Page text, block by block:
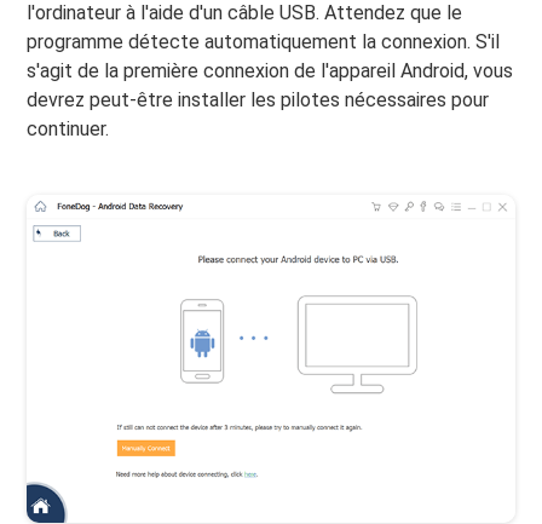
l'ordinateur à l'aide d'un câble USB. Attendez que le
programme détecte automatiquement la connexion. S'il
s'agit de la première connexion de l'appareil Android, vous
devrez peut-être installer les pilotes nécessaires pour
continuer.